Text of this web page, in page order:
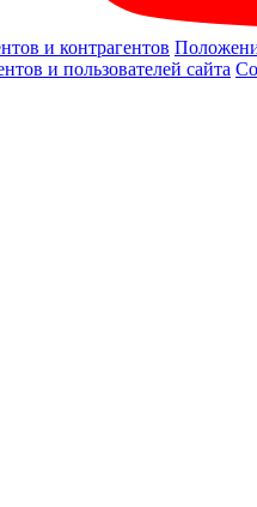
и контрагентов
и пользователей сайта